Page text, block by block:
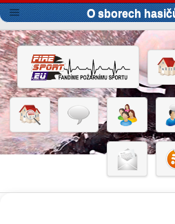
O sborech